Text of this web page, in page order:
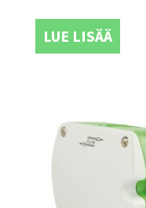
LUE LISÄÄ